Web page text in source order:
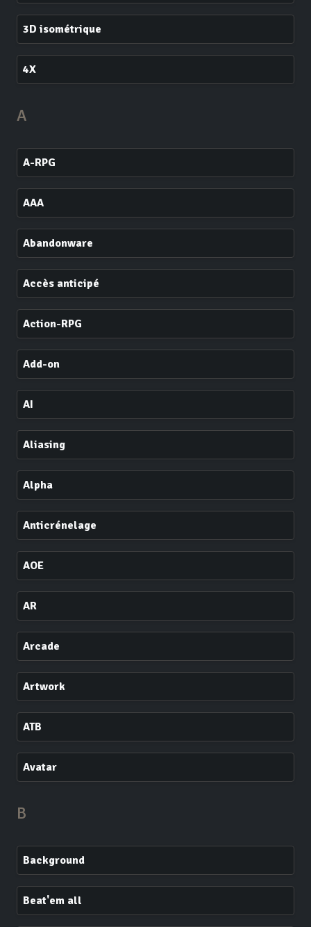
3D isométrique
4X
A
A-RPG
AAA
Abandonware
Accès anticipé
Action-RPG
Add-on
AI
Aliasing
Alpha
Anticrénelage
AOE
AR
Arcade
Artwork
ATB
Avatar
B
Background
Beat'em all